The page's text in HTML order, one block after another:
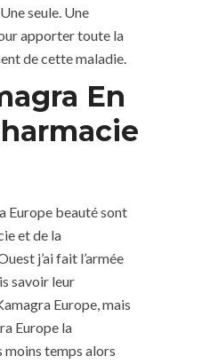
seule. Une
apporter toute la
de cette maladie.
En
Europe beauté sont
et de la
j’ai fait l’armée
savoir leur
Europe, mais
Europe la
temps alors